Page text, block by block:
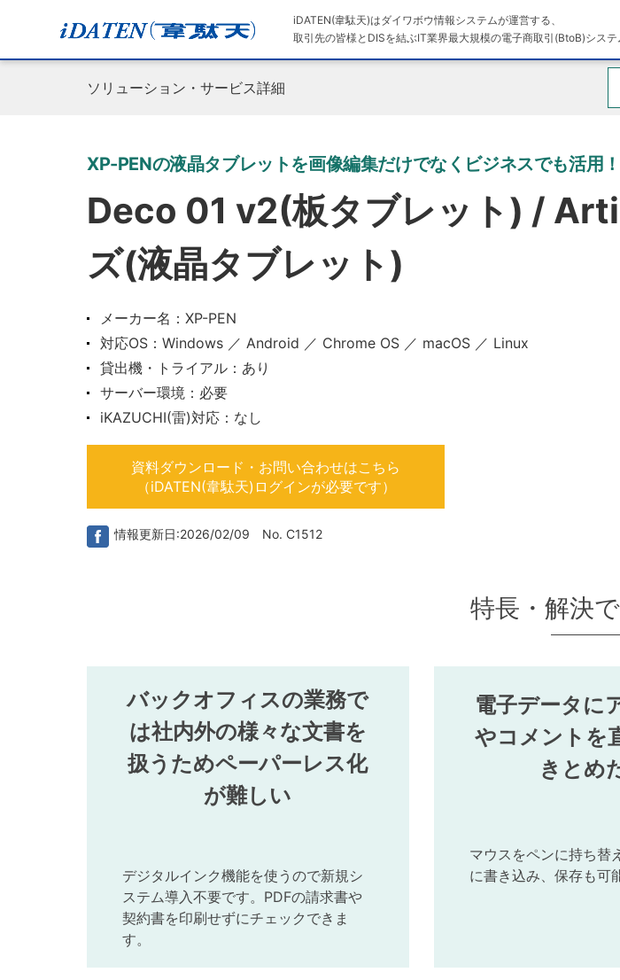
iDATEN(韋駄天)はダイワボウ情報システムが運営する、
取引先の皆様とDISを結ぶIT業界最大規模の電子商取引(BtoB)システ
ソリューション・サービス詳細
XP-PENの液晶タブレットを画像編集だけでなくビジネスでも活用！
Deco 01 v2(板タブレット) /
ズ(液晶タブレット)
メーカー名：XP-PEN
対応OS：Windows ／ Android ／ Chrome OS ／ macOS ／ Linux
貸出機・トライアル：あり
サーバー環境：必要
iKAZUCHI(雷)対応：なし
資料ダウンロード・お問い合わせはこちら
（iDATEN(韋駄天)ログインが必要です）
情報更新日:2026/02/09 No. C1512
特長・解決
バックオフィスの業務で
は社内外の様々な文書を
扱うためペーパーレス化
が難しい
デジタルインク機能を使うので新規シ
ステム導入不要です。PDFの請求書や
契約書を印刷せずにチェックできま
す。
電子データに
やコメントを
きとめ
マウスをペンに持ち替
に書き込み、保存も可